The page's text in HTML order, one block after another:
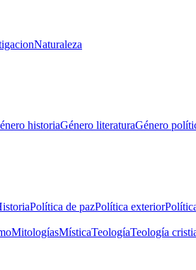
Naturaleza
historiaGénero literaturaGénero
Política de pazPolítica exterior
MitologíasMísticaTeologíaTeología